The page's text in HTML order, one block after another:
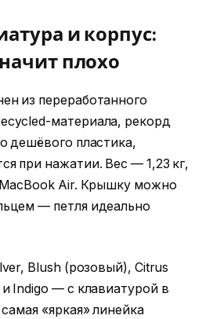
и корпус:
плохо
из переработанного
материала, рекорд
дешёвого пластика,
при нажатии. Вес — 1,23 кг,
MacBook Air. Крышку можно
— петля идеально
Blush (розовый), Citrus
Indigo — с клавиатурой в
«яркая» линейка